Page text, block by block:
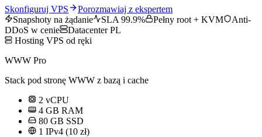
Skonfiguruj VPS
Porozmawiaj z ekspertem
Snapshoty na żądanie
SLA 99.9% Pełny root + KVM
Anti-
DDoS w cenie
Datacenter PL
Hosting VPS od ręki
WWW Pro
Stack pod stronę WWW z bazą i cache
2 vCPU
4 GB RAM
80 GB SSD
1 IPv4 (10 zł)